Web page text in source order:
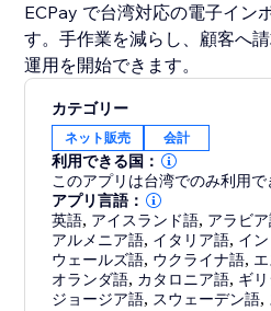
ECPay で台湾対応の電子イン
す。手作業を減らし、顧客へ
運用を開始できます。
カテゴリー
ネット販売 会計
利用できる国：
このアプリは台湾でのみ利用で
アプリ言語：
英語, アイスランド語, アラビ
アルメニア語, イタリア語, イ
ウェールズ語, ウクライナ語,
オランダ語, カタロニア語, ギ
ジョージア語, スウェーデン語,